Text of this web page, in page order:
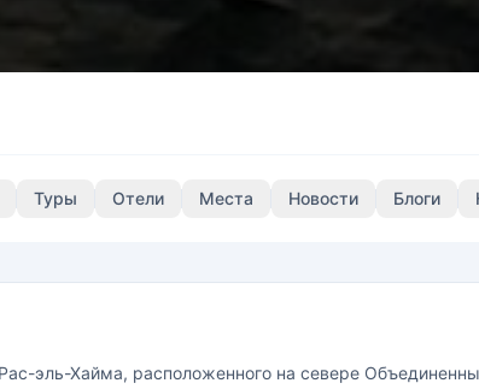
Туры Отели Места Новости Блоги
эль-Хайма, расположенного на севере